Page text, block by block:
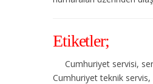
Etiketler;
Cumhuriyet servisi,
Cumhuriyet teknik